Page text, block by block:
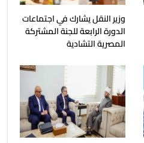
وزير النقل يشارك في اجتماعات
الدورة الرابعة للجنة المشتركة
المصرية التشادية